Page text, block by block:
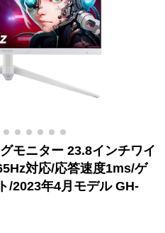
モニター 23.8インチワイ
対応/応答速度1ms/ゲ
/2023年4月モデル GH-